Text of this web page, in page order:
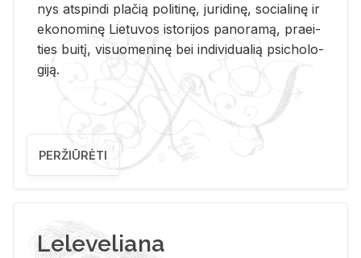
nys at­spin­di pla­čią po­li­ti­nę, ju­ri­di­nę, so­cia­li­nę ir
eko­no­mi­nę Lie­tu­vos is­to­ri­jos pa­no­ra­mą, pra­ei­
ties bui­tį, vi­suo­me­ni­nę bei in­di­vi­dua­lią psi­cho­lo­
gi­ją.
PERŽIŪRĖTI
Leleveliana